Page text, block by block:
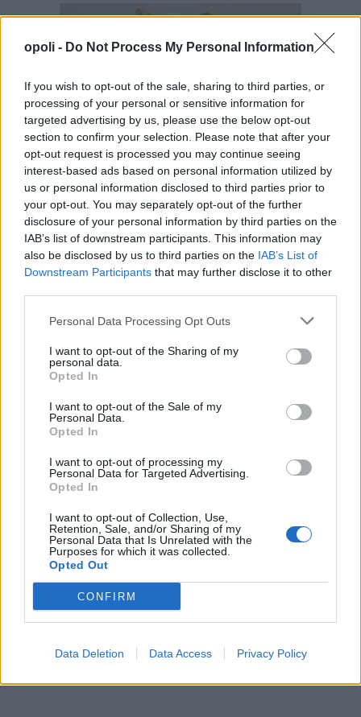
opoli - Do Not Process My Personal Information
If you wish to opt-out of the sale, sharing to third parties, or
processing of your personal or sensitive information for
targeted advertising by us, please use the below opt-out
section to confirm your selection. Please note that after your
opt-out request is processed you may continue seeing
interest-based ads based on personal information utilized by
us or personal information disclosed to third parties prior to
your opt-out. You may separately opt-out of the further
disclosure of your personal information by third parties on the
IAB’s list of downstream participants. This information may
also be disclosed by us to third parties on the IAB’s List of
Downstream Participants that may further disclose it to other
Personal Data Processing Opt Outs
I want to opt-out of the Sharing of my
personal data.
Opted In
I want to opt-out of the Sale of my
Personal Data.
Opted In
I want to opt-out of processing my
Personal Data for Targeted Advertising.
Opted In
I want to opt-out of Collection, Use,
Retention, Sale, and/or Sharing of my
Personal Data that Is Unrelated with the
Purposes for which it was collected.
Opted Out
CONFIRM
Data Deletion Data Access Privacy Policy